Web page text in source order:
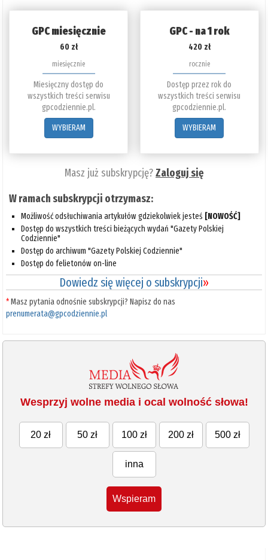
GPC miesięcznie
60 zł
miesięcznie
Miesięczny dostęp do
wszystkich treści serwisu
gpcodziennie.pl.
WYBIERAM
GPC - na 1 rok
420 zł
rocznie
Dostęp przez rok do
wszystkich treści serwisu
gpcodziennie.pl.
WYBIERAM
Masz już subskrypcję?Zaloguj się
W ramach subskrypcji otrzymasz:
Możliwość odsłuchiwania artykułów gdziekolwiek jesteś [NOWOŚĆ]
Dostęp do wszystkich treści bieżących wydań "Gazety Polskiej
Codziennie"
Dostęp do archiwum "Gazety Polskiej Codziennie"
Dostęp do felietonów on-line
Dowiedz się więcej o subskrypcji»
*Masz pytania odnośnie subskrypcji? Napisz do nas
prenumerata@gpcodziennie.pl
Wesprzyj wolne media i ocal wolność słowa!
20 zł 50 zł 100 zł 200 zł 500 zł
inna
Wspieram